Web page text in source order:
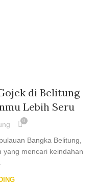
di Belitung
Lebih Seru
0
Bangka Belitung,
yang mencari keindahan